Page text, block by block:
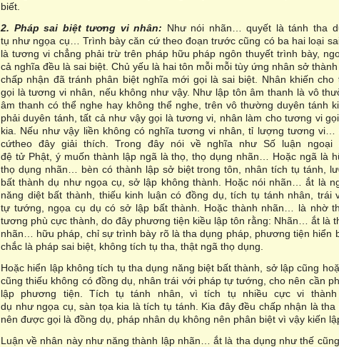
biết.
2. Pháp sai biệt tương vi nhân: Như nói nhãn… quyết là tánh tha
tụ như ngọa cụ… Trình bày căn cứ theo đoạn trước cũng có ba hai loại
là tương vi chẳng phải trừ trên pháp hữu pháp ngôn thuyết trình bày,
cả nghĩa đều là sai biệt. Chủ yếu là hai tôn mỗi mỗi tùy ứng nhân sở
chấp nhận đã tránh phân biệt nghĩa mới gọi là sai biệt. Nhân khiến cho
gọi là tương vi nhân, nếu không như vậy. Như lập tôn âm thanh là vô
âm thanh có thể nghe hay không thể nghe, trên vô thường duyên tánh
phải duyên tánh, tất cả như vậy gọi là tương vi, nhân làm cho tương vi
kia. Nếu như vậy liền không có nghĩa tương vi nhân, tỉ lượng tương vi…
cứtheo đây giải thích. Trong đây nói về nghĩa như Số luận ngoại
đệ tử Phật, ý muốn thành lập ngã là thọ, thọ dụng nhãn… Hoặc ngã là
thọ dụng nhãn… bèn có thành lập sở biệt trong tôn, nhân tích tụ tánh,
bất thành dụ như ngọa cụ, sở lập không thành. Hoặc nói nhãn… ắt là
năng diệt bất thành, thiếu kinh luận có đồng dụ, tích tụ tánh nhân, trái
tự tướng, ngọa cụ dụ có sở lập bất thành. Hoặc thành nhãn… là nhờ
tương phù cực thành, do đây phương tiện kiều lập tôn rằng: Nhãn… ắt là
nhãn… hữu pháp, chỉ sự trình bày rõ là tha dụng pháp, phương tiện hiển
chắc là pháp sai biệt, không tích tụ tha, thật ngã thọ dụng.
Hoặc hiển lập không tích tụ tha dụng năng biệt bất thành, sở lập cũng
cũng thiếu không có đồng dụ, nhân trái với pháp tự tướng, cho nên cần
lập phương tiện. Tích tụ tánh nhân, vì tích tụ nhiều cực vi thành
dụ như ngọa cụ, sàn tọa kia là tích tụ tánh. Kia đây đều chấp nhận là tha
nên được gọi là đồng dụ, pháp nhân dụ không nên phân biệt vì vậy kiến
Luận về nhân này như năng thành lập nhãn… ắt là tha dụng như thế